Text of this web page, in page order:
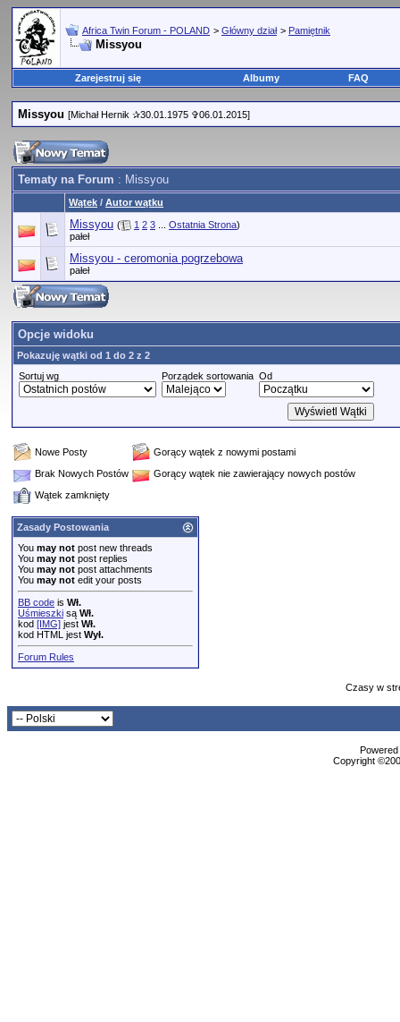
Africa Twin Forum - POLAND > Główny dział > Pamiętnik
Missyou
Zarejestruj się Albumy FAQ
Missyou [Michał Hernik ✰30.01.1975 ✞06.01.2015]
Tematy na Forum : Missyou
Wątek / Autor wątku
Missyou ( 1 2 3 Ostatnia Strona)
pałeł
Missyou - ceromonia pogrzebowa
pałeł
Opcje widoku
Pokazuję wątki od 1 do 2 z 2
Sortuj wg
Porządek sortowania Od
Nowe Posty
Gorący wątek z nowymi postami
Brak Nowych Postów
Gorący wątek nie zawierający nowych postów
Wątek zamknięty
Zasady Postowania
You may not post new threads
You may not post replies
You may not post attachments
You may not edit your posts
BB code is Wł.
Uśmieszki są Wł.
kod [IMG] jest Wł.
kod HTML jest Wył.
Forum Rules
Czasy w
Copyright